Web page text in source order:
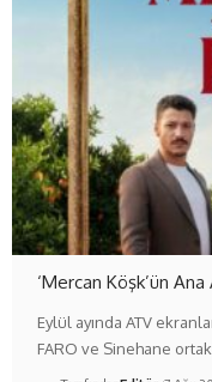
‘Mercan Köşk’ün Ana
Eylül ayında ATV
FARO ve Sinehane ortak